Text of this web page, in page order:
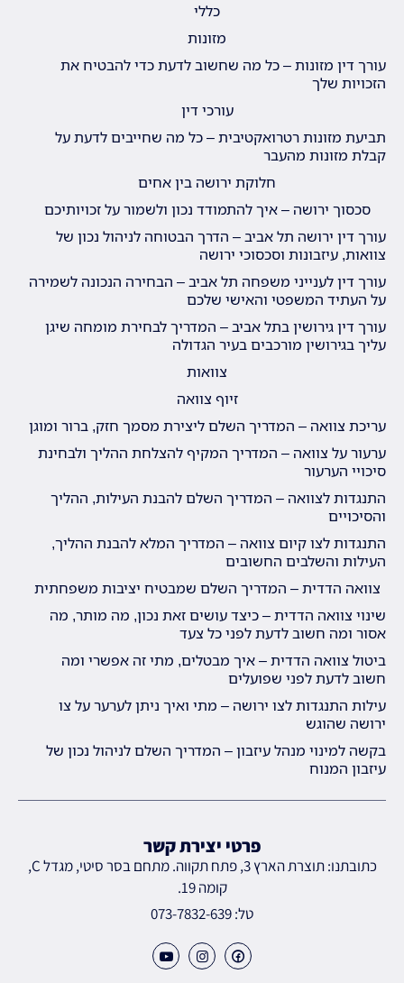
כללי
מזונות
עורך דין מזונות – כל מה שחשוב לדעת כדי להבטיח את
הזכויות שלך
עורכי דין
תביעת מזונות רטרואקטיבית – כל מה שחייבים לדעת על
קבלת מזונות מהעבר
חלוקת ירושה בין אחים
סכסוך ירושה – איך להתמודד נכון ולשמור על זכויותיכם
עורך דין ירושה תל אביב – הדרך הבטוחה לניהול נכון של
צוואות, עיזבונות וסכסוכי ירושה
עורך דין לענייני משפחה תל אביב – הבחירה הנכונה לשמירה
על העתיד המשפטי והאישי שלכם
עורך דין גירושין בתל אביב – המדריך לבחירת מומחה שיגן
עליך בגירושין מורכבים בעיר הגדולה
צוואות
זיוף צוואה
עריכת צוואה – המדריך השלם ליצירת מסמך חזק, ברור ומוגן
ערעור על צוואה – המדריך המקיף להצלחת ההליך ולבחינת
סיכויי הערעור
התנגדות לצוואה – המדריך השלם להבנת העילות, ההליך
והסיכויים
התנגדות לצו קיום צוואה – המדריך המלא להבנת ההליך,
העילות והשלבים החשובים
צוואה הדדית – המדריך השלם שמבטיח יציבות משפחתית
שינוי צוואה הדדית – כיצד עושים זאת נכון, מה מותר, מה
אסור ומה חשוב לדעת לפני כל צעד
ביטול צוואה הדדית – איך מבטלים, מתי זה אפשרי ומה
חשוב לדעת לפני שפועלים
עילות התנגדות לצו ירושה – מתי ואיך ניתן לערער על צו
ירושה שהוגש
בקשה למינוי מנהל עיזבון – המדריך השלם לניהול נכון של
עיזבון המנוח
פרטי יצירת קשר
כתובתנו: תוצרת הארץ 3, פתח תקווה. מתחם בסר סיטי, מגדל C,
קומה 19.
טל: 073-7832-639